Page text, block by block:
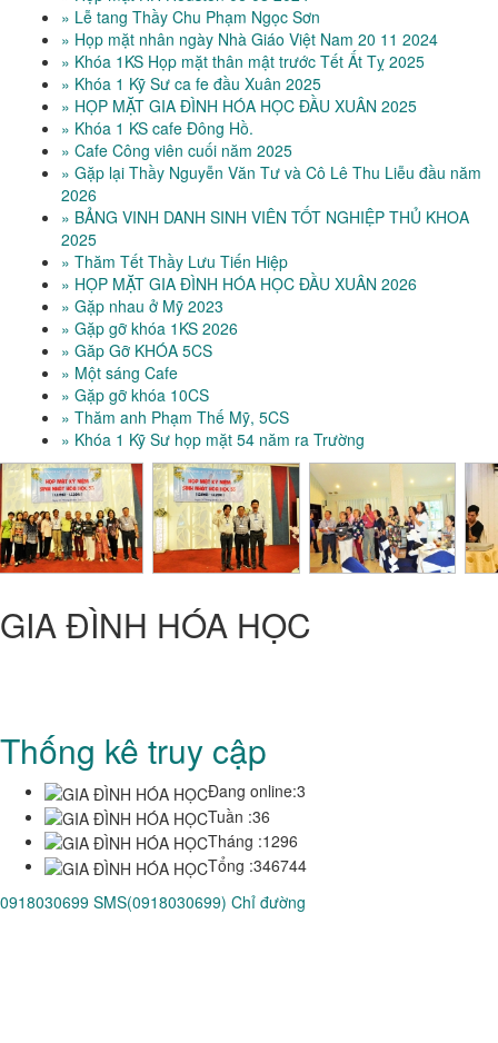
» Lễ tang Thầy Chu Phạm Ngọc Sơn
» Họp mặt nhân ngày Nhà Giáo Việt Nam 20 11 2024
» Khóa 1KS Họp mặt thân mật trước Tết Ất Tỵ 2025
» Khóa 1 Kỹ Sư ca fe đầu Xuân 2025
» HỌP MẶT GIA ĐÌNH HÓA HỌC ĐẦU XUÂN 2025
» Khóa 1 KS cafe Đông Hồ.
» Cafe Công viên cuối năm 2025
» Gặp lại Thầy Nguyễn Văn Tư và Cô Lê Thu Liễu đầu năm
2026
» BẢNG VINH DANH SINH VIÊN TỐT NGHIỆP THỦ KHOA
2025
» Thăm Tết Thầy Lưu Tiến Hiệp
» HỌP MẶT GIA ĐÌNH HÓA HỌC ĐẦU XUÂN 2026
» Gặp nhau ở Mỹ 2023
» Gặp gỡ khóa 1KS 2026
» Găp Gỡ KHÓA 5CS
» Một sáng Cafe
» Gặp gỡ khóa 10CS
» Thăm anh Phạm Thế Mỹ, 5CS
» Khóa 1 Kỹ Sư họp mặt 54 năm ra Trường
GIA ĐÌNH HÓA HỌC
Thống kê truy cập
Đang online:3
Tuần :36
Tháng :1296
Tổng :346744
0918030699 SMS(0918030699) Chỉ đường